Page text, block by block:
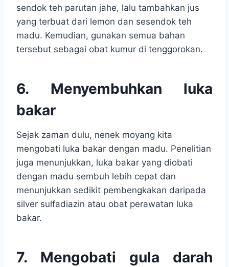
sendok teh parutan jahe, lalu tambahkan jus
yang terbuat dari lemon dan sesendok teh
madu. Kemudian, gunakan semua bahan
tersebut sebagai obat kumur di tenggorokan.
6. Menyembuhkan luka
bakar
Sejak zaman dulu, nenek moyang kita
mengobati luka bakar dengan madu. Penelitian
juga menunjukkan, luka bakar yang diobati
dengan madu sembuh lebih cepat dan
menunjukkan sedikit pembengkakan daripada
silver sulfadiazin atau obat perawatan luka
bakar.
7. Mengobati gula darah